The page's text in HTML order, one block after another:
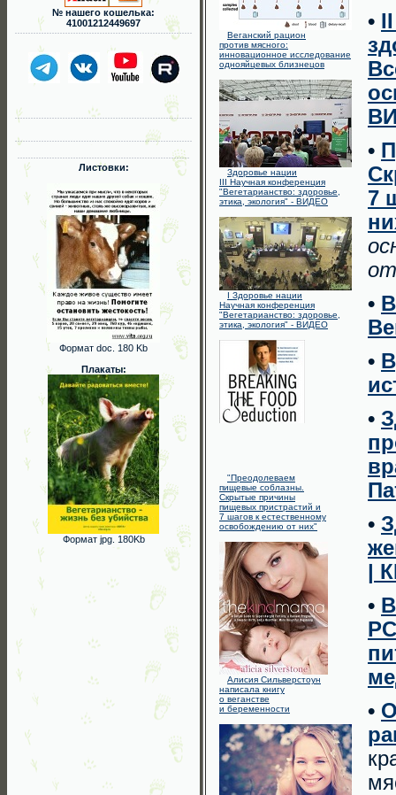
№ нашего кошелька:
41001212449697
Листовки:
Формат doc. 180 Kb
Плакаты:
Формат jpg. 180Kb
Веганский рацион
против мясного:
инновационное исследование
однояйцевых близнецов
Здоровье нации
III Научная конференция
"Вегетарианство: здоровье,
этика, экология" - ВИДЕО
I Здоровье нации
Научная конференция
"Вегетарианство: здоровье,
этика, экология" - ВИДЕО
"Преодолеваем
пищевые соблазны.
Скрытые причины
пищевых пристрастий и
7 шагов к естественному
освобождению от них"
Алисия Сильверстоун
написала книгу
о веганстве
и беременности
•
•
7
•
•
•
•
|
•
•